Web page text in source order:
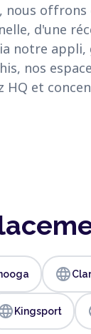
nous
d'une
notre
nos
HQ et
language
Kingsport